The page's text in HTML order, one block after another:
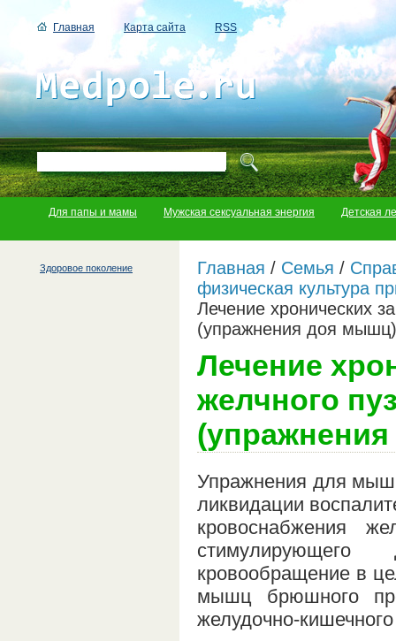
Главная Карта сайта RSS
Для папы и мамы Мужская сексуальная энергия Детская
Здоровое поколение Главная / Семья /
физическая культура
Лечение хронических
(упражнения доя мышц)
Лечение
желчного
Упражнения для
ликвидации
кровоснабжения
кровообращение в
мышц брюшного
желудочно-кишечного